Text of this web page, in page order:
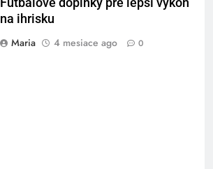
Futbalové doplnky pre lepší výkon
na ihrisku
Maria
4 mesiace ago 0